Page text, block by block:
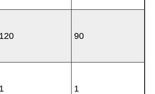
120 90
1 1